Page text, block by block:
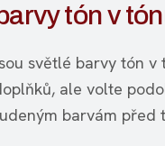
tón v
světlé barvy tón
ale volte
barvám před